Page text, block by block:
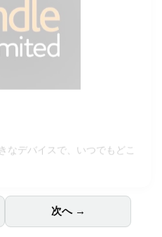
なデバイスで、いつでもどこ
次へ →